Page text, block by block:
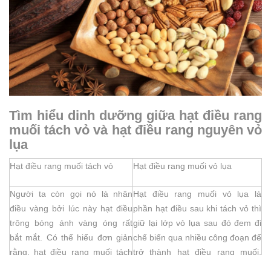
Tìm hiểu dinh dưỡng giữa hạt điều rang
muối tách vỏ và hạt điều rang nguyên vỏ
lụa
Hạt điều rang muối tách vỏ Hạt điều rang muối vỏ lụa
Người ta còn gọi nó là nhân
điều vàng bởi lúc này hạt điều
trông bóng ánh vàng óng rất
bắt mắt. Có thể hiểu đơn giản
rằng, hạt điều rang muối tách
Hạt điều rang muối vỏ lụa là
phần hạt điều sau khi tách vỏ thì
giữ lại lớp vỏ lụa sau đó đem đi
chế biến qua nhiều công đoạn để
trở thành hạt điều rang muối.